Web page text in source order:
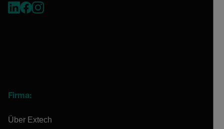
Firma:
Über Extech